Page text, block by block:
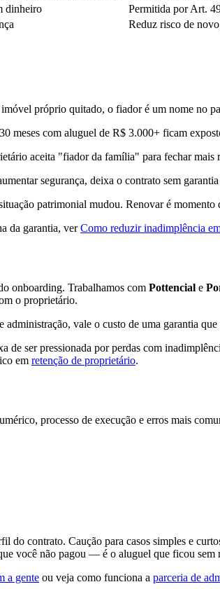
dinheiro
Permitida por Art.
Reduz risco de
imóvel próprio quitado, o fiador é um nome no
meses com aluguel de R$ 3.000+ ficam
aceita "fiador da família" para fechar mais
segurança, deixa o contrato sem
patrimonial mudou. Renovar é momento
da garantia, verComo reduzir inadimplência
onboarding. Trabalhamos com Pottencial e
o proprietário.
administração, vale o custo de uma garantia
de ser pressionada por perdas com
em retenção de proprietário.
processo de execução e erros mais
contrato. Caução para casos simples e
você não pagou — é o aluguel que ficou sem
a gente ou veja como funciona a parceria de